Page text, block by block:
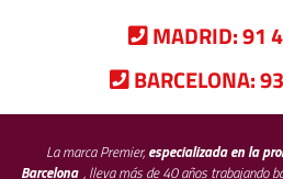
MADRID:91
BARCELONA:
La marca Premier,especializada en la
Barcelona , lleva más de 40 años trabajando